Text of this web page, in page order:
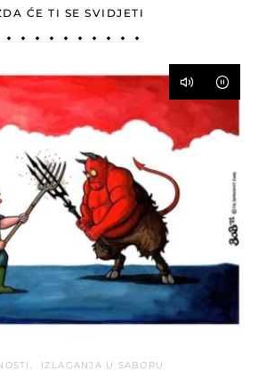
ĆE TI SE SVIDJETI
IZLAGANJA U SABORU